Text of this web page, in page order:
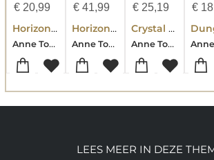
€20,99
Horizon Zero Dawn Vol. 1: The Sunhawk
Anne Toole
€41,99
Horizon Zero Dawn 1-2 Boxed Set
Anne Toole
€ 25,19
Crystal Cadets
Anne Toole
€
LEES MEER IN DEZE